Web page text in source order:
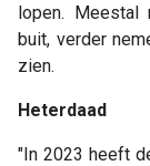
lopen. Meestal
buit, verder
zien.
Heterdaad
"In 2023 heeft